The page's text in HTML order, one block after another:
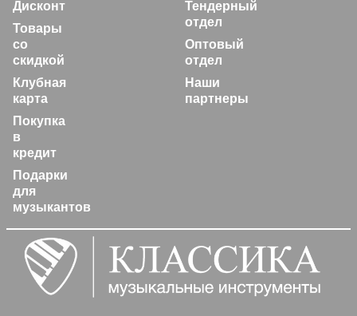
Дисконт
Товары
со
скидкой
Клубная
карта
Покупка
в
кредит
Подарки
для
музыкантов
Тендерный
отдел
Оптовый
отдел
Наши
партнеры